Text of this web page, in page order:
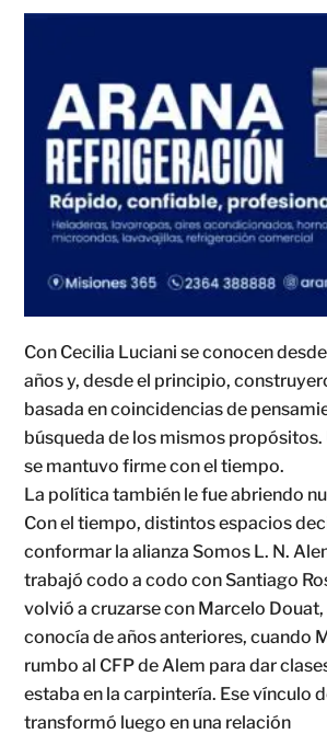
Con Cecilia Luciani se conocen
años y, desde el principio,
basada en coincidencias de
búsqueda de los mismos propósitos.
se mantuvo firme con el tiempo.
La política también le fue abriendo
Con el tiempo, distintos espacios
conformar la alianza Somos L. N.
trabajó codo a codo con Santiago
volvió a cruzarse con Marcelo Douat,
conocía de años anteriores, cuando
rumbo al CFP de Alem para dar
estaba en la carpintería. Ese vínculo
transformó luego en una relación